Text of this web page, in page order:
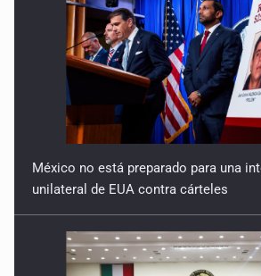
México no está preparado para una
unilateral de EUA contra cárteles